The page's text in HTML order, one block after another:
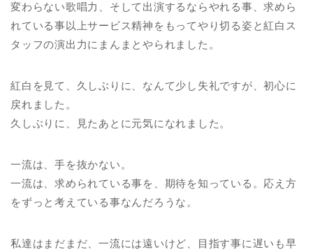
変わらない歌唱力、そして出演するならやれる事、求めら
れている事以上サービス精神をもってやり切る姿と紅白ス
タッフの演出力にまんまとやられました。
紅白を見て、久しぶりに、なんて少し失礼ですが、初心に
戻れました。
久しぶりに、見たあとに元気になれました。
一流は、手を抜かない。
一流は、求められている事を、期待を知っている。応え方
をずっと考えている事なんだろうな。
私達はまだまだ、一流には遠いけど、目指す事に遅いも早